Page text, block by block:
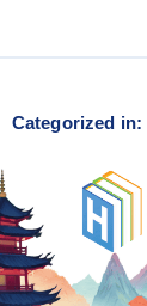
Categorized in: